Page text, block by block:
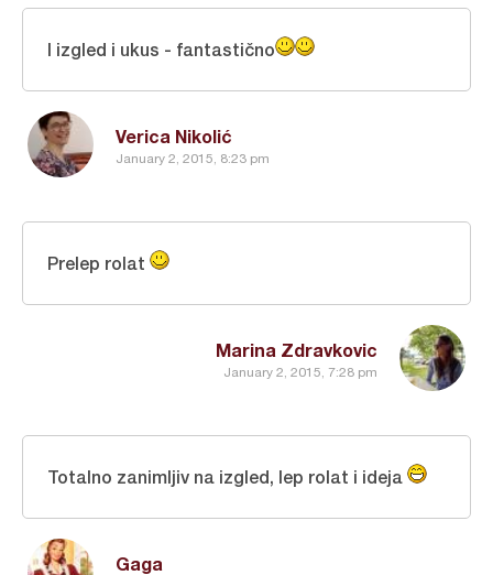
Verica Nikolić
January 2, 2015, 8:23 pm
I izgled i ukus - fantastično
Marina Zdravkovic
January 2, 2015, 7:28 pm
Prelep rolat
Gaga
Totalno zanimljiv na izgled, lep rolat i ideja